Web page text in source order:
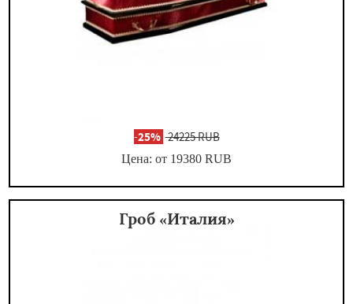
-25% 24225 RUB
Цена: от 19380 RUB
Гроб «Италия»